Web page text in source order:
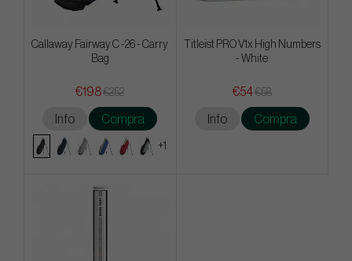
Callaway Fairway C -26 - Carry
Bag
€198€252
Info Compra
+1
Titleist PRO V1x High Numbers
- White
€54€58
Info Compra